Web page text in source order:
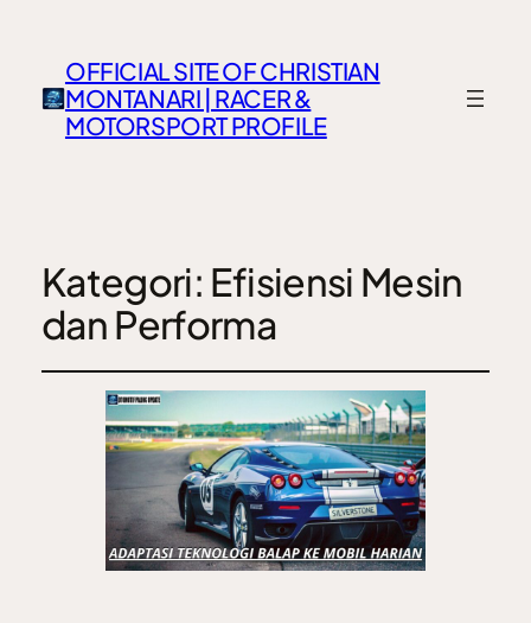
OFFICIAL SITE OF CHRISTIAN
MONTANARI | RACER &
MOTORSPORT PROFILE
Kategori: Efisiensi Mesin
dan Performa